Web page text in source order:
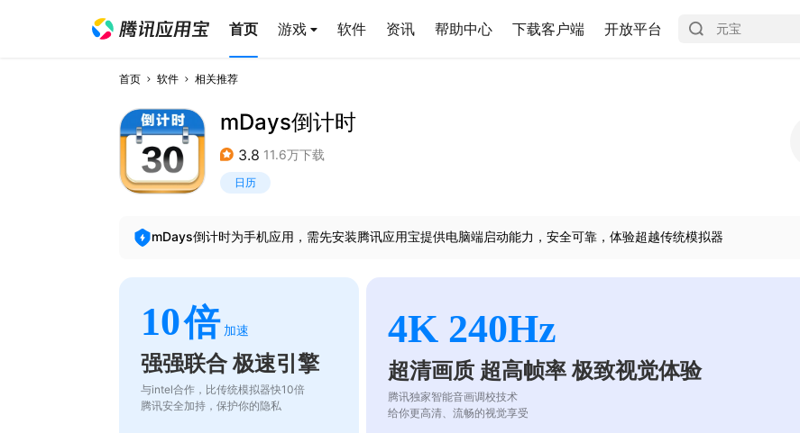
首页 游戏 软件 资讯 帮助中心 下载客户端 开放平台
首页 软件 相关推荐
mDays倒计时
3.8 11.6万下载
日历
mDays倒计时为手机应用，需先安装腾讯应用宝提供电脑端启动能力，安全可靠，体验超越传统模拟器
10倍 加速
强强联合 极速引擎
与intel合作，比传统模拟器快10倍
腾讯安全加持，保护你的隐私
4K 240Hz
超清画质 超高帧率 极致视觉体验
腾讯独家智能音画调校技术
给你更高清、流畅的视觉享受